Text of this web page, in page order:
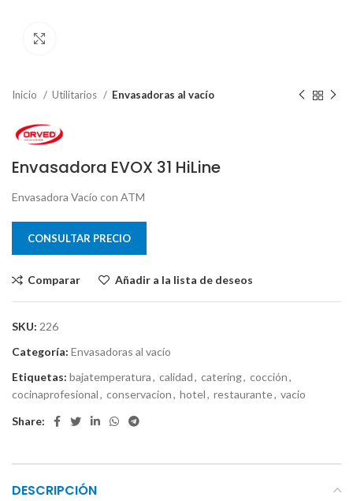
Inicio Utilitarios Envasadoras al vacío
Envasadora EVOX 31 HiLine
Envasadora Vacío con ATM
CONSULTAR PRECIO
Comparar Añadir a la lista de deseos
SKU: 226
Categoría: Envasadoras al vacío
Etiquetas: bajatemperatura, calidad, catering, cocción,
cocinaprofesional, conservacion, hotel, restaurante, vacio
Share:
DESCRIPCIÓN